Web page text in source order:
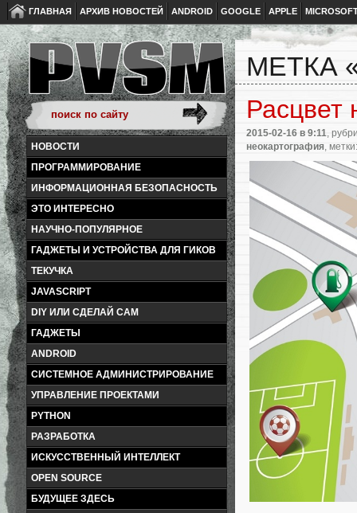
ГЛАВНАЯ АРХИВ НОВОСТЕЙ ANDROID GOOGLE APPLE
НОВОСТИ
ПРОГРАММИРОВАНИЕ
ИНФОРМАЦИОННАЯ БЕЗОПАСНОСТЬ
ЭТО ИНТЕРЕСНО
НАУЧНО-ПОПУЛЯРНОЕ
ГАДЖЕТЫ И УСТРОЙСТВА ДЛЯ ГИКОВ
ТЕКУЧКА
JAVASCRIPT
DIY ИЛИ СДЕЛАЙ САМ
ГАДЖЕТЫ
ANDROID
СИСТЕМНОЕ АДМИНИСТРИРОВАНИЕ
УПРАВЛЕНИЕ ПРОЕКТАМИ
PYTHON
РАЗРАБОТКА
ИСКУССТВЕННЫЙ ИНТЕЛЛЕКТ
OPEN SOURCE
БУДУЩЕЕ ЗДЕСЬ
МЕТКА
Расцвет
2015-02-16 в 9:11,
неокартография,